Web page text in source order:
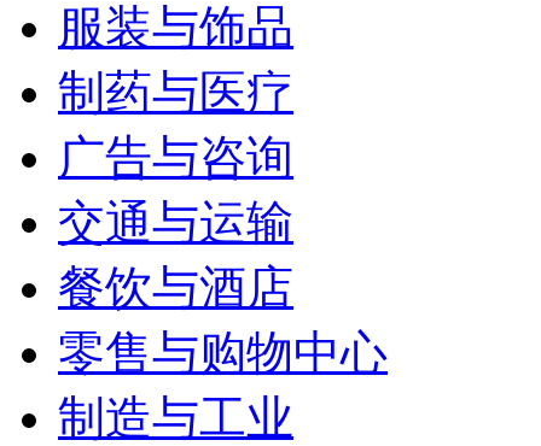
服装与饰品
制药与医疗
广告与咨询
交通与运输
餐饮与酒店
零售与购物中心
制造与工业